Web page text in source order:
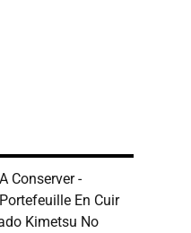
Conserver -
En Cuir
Kimetsu No